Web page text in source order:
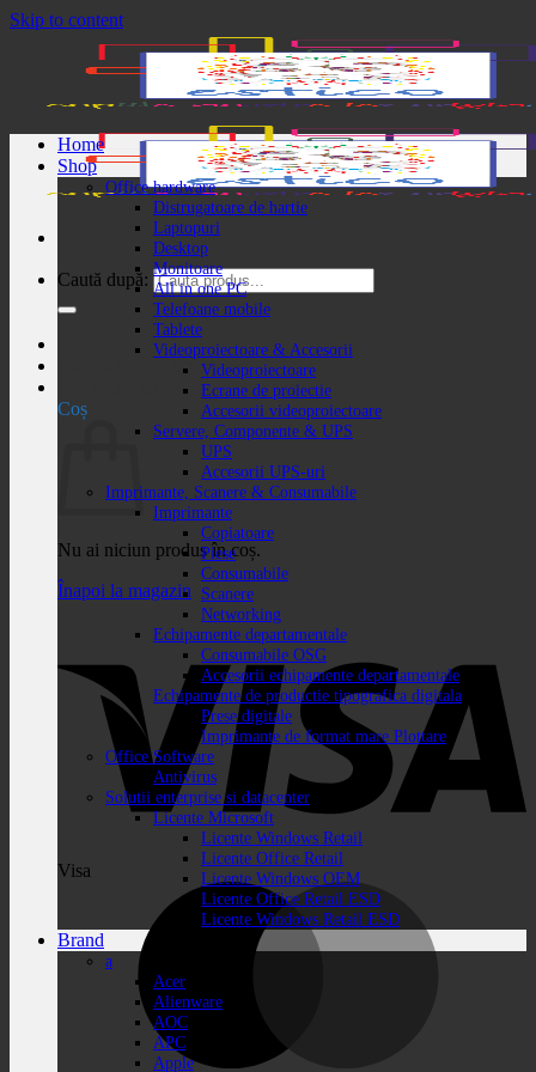
Skip to content
Caută după:
Autentificare / Înregistrare
Coș
Nu ai niciun produs în coș.
Înapoi la magazin
Visa
Home
Shop
Office hardware
Distrugatoare de hartie
Laptopuri
Desktop
Monitoare
All in one PC
Telefoane mobile
Tablete
Videoproiectoare & Accesorii
Videoproiectoare
Ecrane de proiectie
Accesorii videoproiectoare
Servere, Componente & UPS
UPS
Accesorii UPS-uri
Imprimante, Scanere & Consumabile
Imprimante
Copiatoare
Piese
Consumabile
Scanere
Networking
Echipamente departamentale
Consumabile OSG
Accesorii echipamente departamentale
Echipamente de productie tipografica digitala
Prese digitale
Imprimante de format mare Plottare
Office Software
Antivirus
Solutii enterprise si datacenter
Licente Microsoft
Licente Windows Retail
Licente Office Retail
Licente Windows OEM
Licente Office Retail ESD
Licente Windows Retail ESD
Brand
a
Acer
Alienware
AOC
APC
Apple